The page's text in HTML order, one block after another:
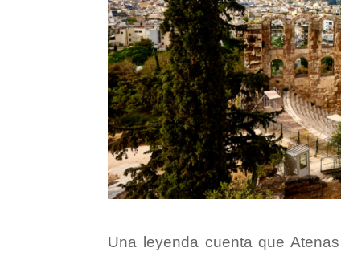
Una leyenda cuenta que